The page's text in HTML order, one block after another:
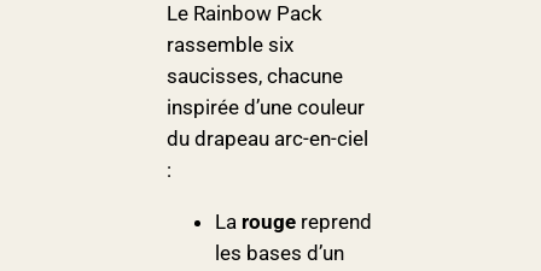
Le Rainbow Pack
rassemble six
saucisses, chacune
inspirée d’une couleur
du drapeau arc-en-ciel
:
La rougereprend
les bases d’un